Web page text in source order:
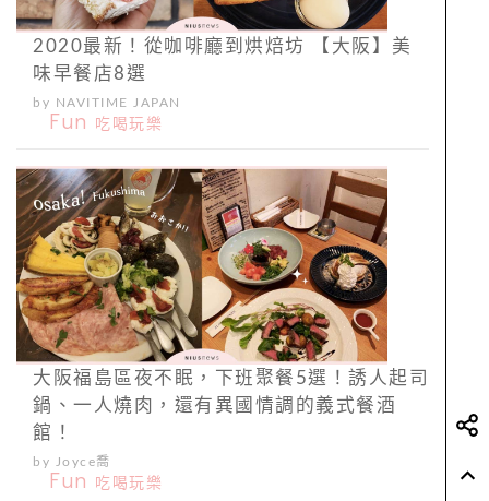
2020最新！從咖啡廳到烘焙坊 【大阪】美
味早餐店8選
by NAVITIME JAPAN
Fun 吃喝玩樂
大阪福島區夜不眠，下班聚餐5選！誘人起司
鍋、一人燒肉，還有異國情調的義式餐酒
館！
by Joyce喬
Fun 吃喝玩樂